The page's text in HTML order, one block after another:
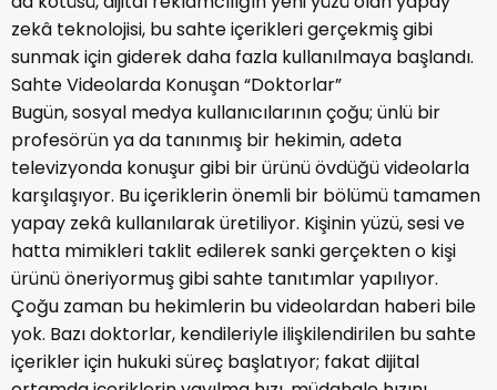
zekâ teknolojisi, bu sahte içerikleri gerçekmiş gibi
sunmak için giderek daha fazla kullanılmaya başlandı.
Sahte Videolarda Konuşan “Doktorlar”
Bugün, sosyal medya kullanıcılarının çoğu; ünlü bir
profesörün ya da tanınmış bir hekimin, adeta
televizyonda konuşur gibi bir ürünü övdüğü videolarla
karşılaşıyor. Bu içeriklerin önemli bir bölümü tamamen
yapay zekâ kullanılarak üretiliyor. Kişinin yüzü, sesi ve
hatta mimikleri taklit edilerek sanki gerçekten o kişi
ürünü öneriyormuş gibi sahte tanıtımlar yapılıyor.
Çoğu zaman bu hekimlerin bu videolardan haberi bile
yok. Bazı doktorlar, kendileriyle ilişkilendirilen bu sahte
içerikler için hukuki süreç başlatıyor; fakat dijital